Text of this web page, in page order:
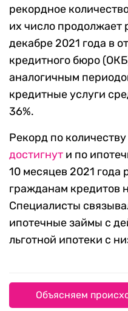
рекордное
их число продолжает
декабре 2021 года в
кредитного бюро
аналогичным
кредитные услуги
36%.
Рекорд по
достигнут и по
10 месяцев 2021 года
гражданам кредитов
Специалисты
ипотечные займы с
льготной ипотеки с
Объясняем